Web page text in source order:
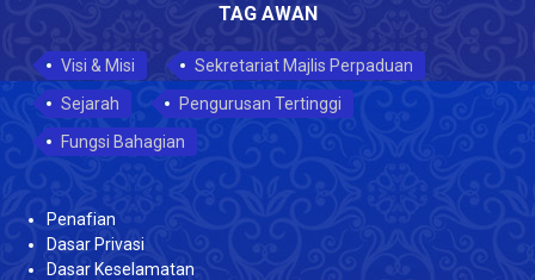
TAG AWAN
Visi & Misi
Sekretariat Majlis Perpaduan
Sejarah
Pengurusan Tertinggi
Fungsi Bahagian
Penafian
Dasar Privasi
Dasar Keselamatan